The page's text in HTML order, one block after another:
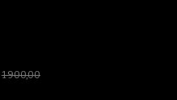
1 900,00